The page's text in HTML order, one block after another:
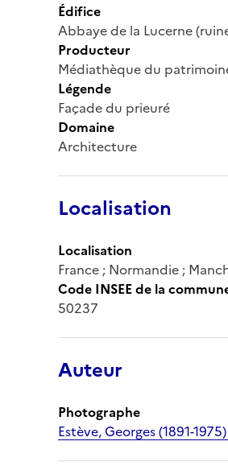
Édifice
Abbaye de la Lucerne
Producteur
Médiathèque du
Légende
Façade du prieuré
Domaine
Architecture
Localisation
Localisation
France ; Normandie ;
Code INSEE de la
50237
Auteur
Photographe
Estève, Georges (1891-1975)